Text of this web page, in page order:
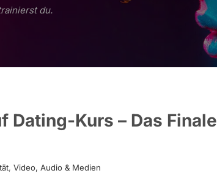
du.
Dating-Kurs – Das Finale
, Video, Audio & Medien